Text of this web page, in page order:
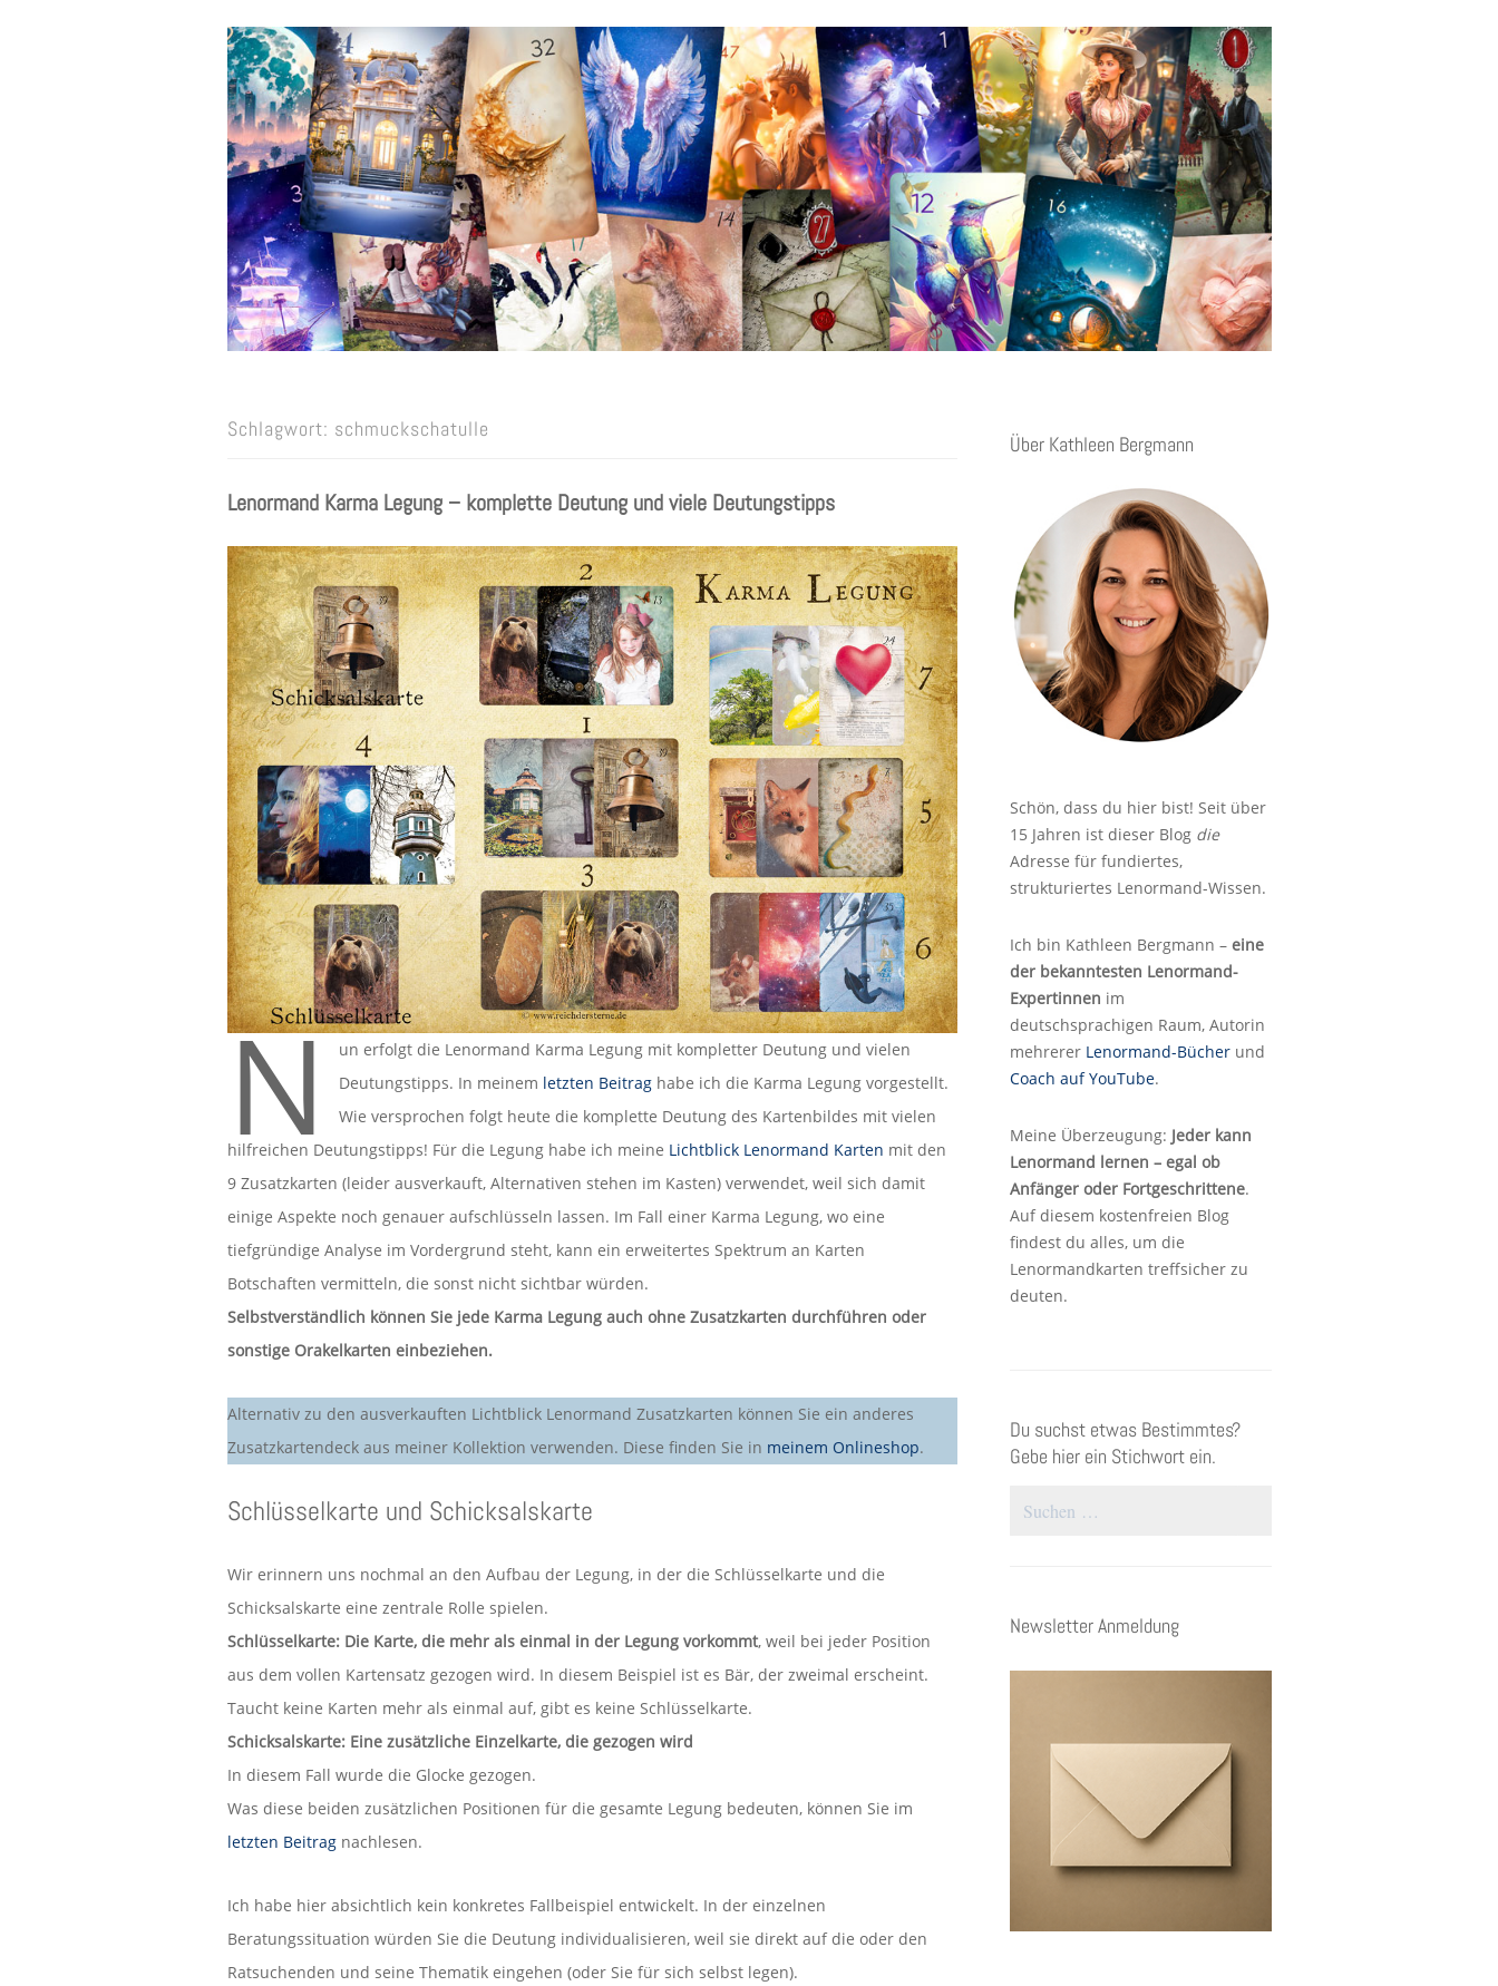
Schlagwort: schmuckschatulle
Lenormand Karma Legung – komplette Deutung und viele Deutungstipps
N
un erfolgt die Lenormand Karma Legung mit kompletter Deutung und vielen
Deutungstipps. In meinem letzten Beitrag habe ich die Karma Legung vorgestellt.
Wie versprochen folgt heute die komplette Deutung des Kartenbildes mit vielen
hilfreichen Deutungstipps! Für die Legung habe ich meine Lichtblick Lenormand Karten mit den
9 Zusatzkarten (leider ausverkauft, Alternativen stehen im Kasten) verwendet, weil sich damit
einige Aspekte noch genauer aufschlüsseln lassen. Im Fall einer Karma Legung, wo eine
tiefgründige Analyse im Vordergrund steht, kann ein erweitertes Spektrum an Karten
Botschaften vermitteln, die sonst nicht sichtbar würden.
Selbstverständlich können Sie jede Karma Legung auch ohne Zusatzkarten durchführen oder
sonstige Orakelkarten einbeziehen.
Alternativ zu den ausverkauften Lichtblick Lenormand Zusatzkarten können Sie ein anderes
Zusatzkartendeck aus meiner Kollektion verwenden. Diese finden Sie in meinem Onlineshop.
Schlüsselkarte und Schicksalskarte
Wir erinnern uns nochmal an den Aufbau der Legung, in der die Schlüsselkarte und die
Schicksalskarte eine zentrale Rolle spielen.
Schlüsselkarte: Die Karte, die mehr als einmal in der Legung vorkommt, weil bei jeder Position
aus dem vollen Kartensatz gezogen wird. In diesem Beispiel ist es Bär, der zweimal erscheint.
Taucht keine Karten mehr als einmal auf, gibt es keine Schlüsselkarte.
Schicksalskarte: Eine zusätzliche Einzelkarte, die gezogen wird
In diesem Fall wurde die Glocke gezogen.
Was diese beiden zusätzlichen Positionen für die gesamte Legung bedeuten, können Sie im
letzten Beitragnachlesen.
Ich habe hier absichtlich kein konkretes Fallbeispiel entwickelt. In der einzelnen
Beratungssituation würden Sie die Deutung individualisieren, weil sie direkt auf die oder den
Ratsuchenden und seine Thematik eingehen (oder Sie für sich selbst legen).
Über Kathleen Bergmann
Schön, dass du hier bist! Seit über
15 Jahren ist dieser Blog die
Adresse für fundiertes,
strukturiertes Lenormand-Wissen.
Ich bin Kathleen Bergmann –eine
der bekanntesten Lenormand-
Expertinnen im
deutschsprachigen Raum, Autorin
mehrerer Lenormand-Bücher und
Coach auf YouTube.
Meine Überzeugung: Jeder kann
Lenormand lernen – egal ob
Anfänger oder Fortgeschrittene.
Auf diesem kostenfreien Blog
findest du alles, um die
Lenormandkarten treffsicher zu
deuten.
Du suchst etwas Bestimmtes?
Gebe hier ein Stichwort ein.
Suchen
Newsletter Anmeldung